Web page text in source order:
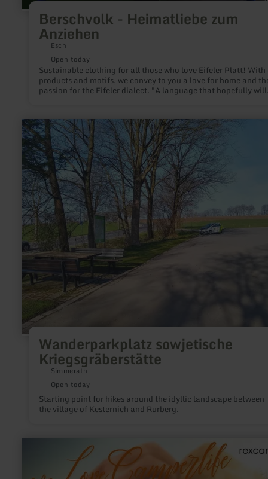
Berschvolk - Heimatliebe zum
Anziehen
Esch
Open today
Sustainable clothing for all those who love Eifeler Platt! With
products and motifs, we convey to you a love for home and
passion for the Eifeler dialect. "A language that hopefully will
Wanderparkplatz sowjetische
Kriegsgräberstätte
Simmerath
Open today
Starting point for hikes around the idyllic landscape between
the village of Kesternich and Rurberg.
learn
more
about:
Wanderparkplatz
sowjetische
Kriegsgräberstätte